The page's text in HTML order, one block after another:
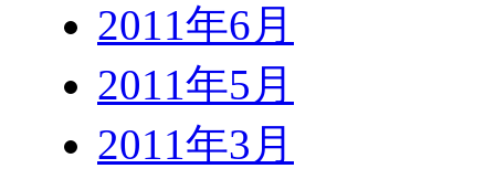
2011年6月
2011年5月
2011年3月